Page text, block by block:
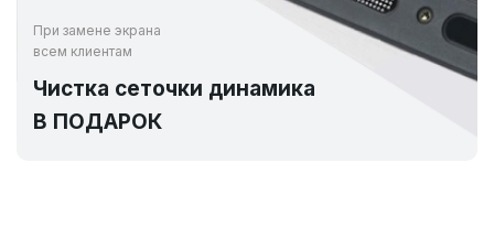
При замене экрана
всем клиентам
Чистка сеточки динамика
В ПОДАРОК